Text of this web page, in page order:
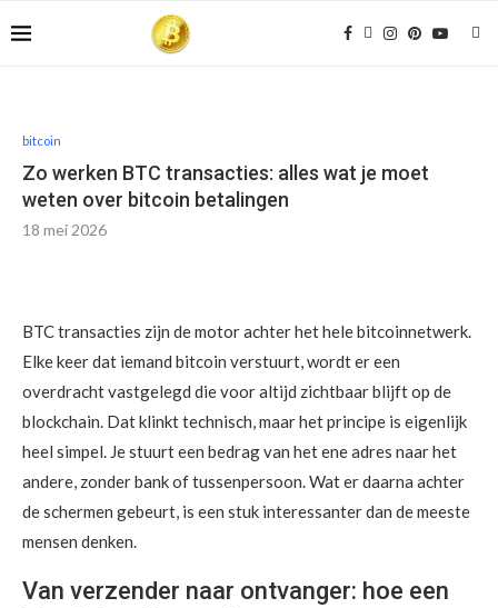
bitcoin
Zo werken BTC transacties: alles wat je moet
weten over bitcoin betalingen
18 mei 2026
BTC transacties zijn de motor achter het hele bitcoinnetwerk.
Elke keer dat iemand bitcoin verstuurt, wordt er een
overdracht vastgelegd die voor altijd zichtbaar blijft op de
blockchain. Dat klinkt technisch, maar het principe is eigenlijk
heel simpel. Je stuurt een bedrag van het ene adres naar het
andere, zonder bank of tussenpersoon. Wat er daarna achter
de schermen gebeurt, is een stuk interessanter dan de meeste
mensen denken.
Van verzender naar ontvanger: hoe een